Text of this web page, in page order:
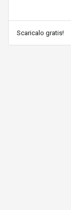
Scaricalo gratis!